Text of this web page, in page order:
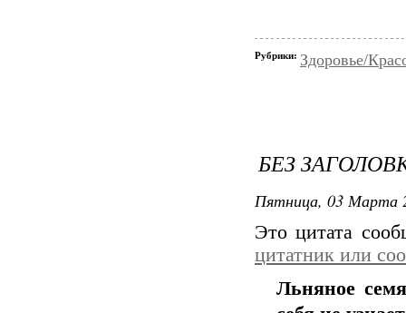
Рубрики: Здоровье/
БЕЗ
Пятница, 03 Марта
Это цитата
цитатник или
Льняное